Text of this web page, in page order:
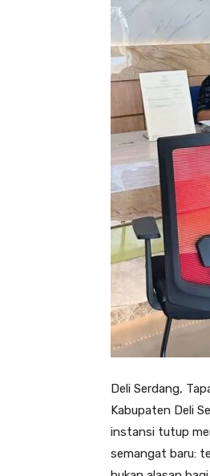
Deli Serdang,
Kabupaten Deli
instansi tutup
semangat baru: